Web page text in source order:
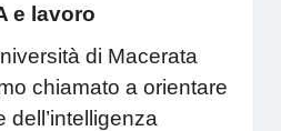
e lavoro
di Macerata
chiamato a orientare
dell’intelligenza